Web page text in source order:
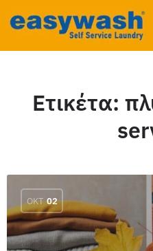
Ετικέτα:
ΟΚΤ 02